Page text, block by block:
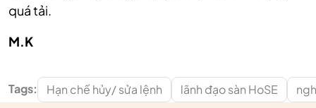
quá tải.
M.K
Tags: Hạn chế hủy/ sửa lệnh lãnh đạo sàn HoSE